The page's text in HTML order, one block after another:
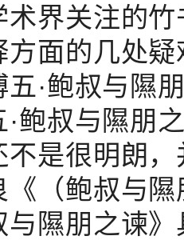
术界关注的
方面的几处
五·鲍叔与隰
·鲍叔与隰朋
不是很明朗
《（鲍叔与
与隰朋之谏